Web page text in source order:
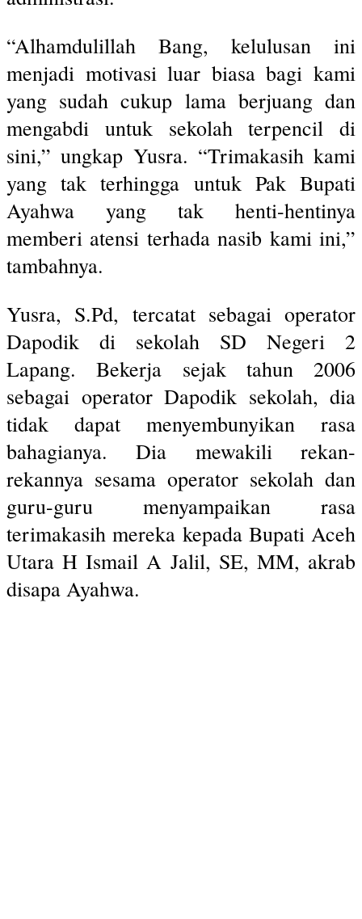
“Alhamdulillah Bang, kelulusan ini
menjadi motivasi luar biasa bagi kami
yang sudah cukup lama berjuang dan
mengabdi untuk sekolah terpencil di
sini,” ungkap Yusra. “Trimakasih kami
yang tak terhingga untuk Pak Bupati
Ayahwa yang tak henti-hentinya
memberi atensi terhada nasib kami ini,”
tambahnya.
Yusra, S.Pd, tercatat sebagai operator
Dapodik di sekolah SD Negeri 2
Lapang. Bekerja sejak tahun 2006
sebagai operator Dapodik sekolah, dia
tidak dapat menyembunyikan rasa
bahagianya. Dia mewakili rekan-
rekannya sesama operator sekolah dan
guru-guru menyampaikan rasa
terimakasih mereka kepada Bupati Aceh
Utara H Ismail A Jalil, SE, MM, akrab
disapa Ayahwa.